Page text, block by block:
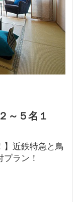
～５名１
】近鉄特急と鳥
ラン！